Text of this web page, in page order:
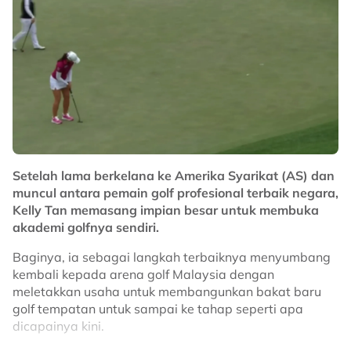
bagi menyokong pelbagai inisiatif kebajikan dan
pembangunan pelajar, termasuk penyediaan biasiswa,
bantuan kewangan, pembangunan sahsiah serta
program kecemerlangan akademik.
"Baginda sendiri bersetuju terbabit dalam program golf
"Dengan sokongan banyak pihak, Insya-Allah dapat
UMPSA," tambah Naib Canselor UMPSA, Dr Yatimah
Alias.
Related Topics
#golf
Setelah lama berkelana ke Amerika Syarikat (AS) dan
muncul antara pemain golf profesional terbaik negara,
Kelly Tan memasang impian besar untuk membuka
akademi golfnya sendiri.
Baginya, ia sebagai langkah terbaiknya menyumbang
kembali kepada arena golf Malaysia dengan
meletakkan usaha untuk membangunkan bakat baru
golf tempatan untuk sampai ke tahap seperti apa
dicapainya kini.